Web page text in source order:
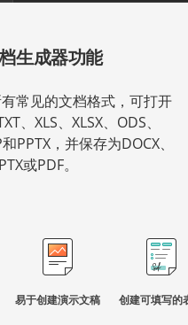
生成器功能
常见的文档格式，可打开
、XLS、XLSX、ODS、
PPTX，并保存为DOCX、
或PDF。
易于创建演示文稿 创建可填写的